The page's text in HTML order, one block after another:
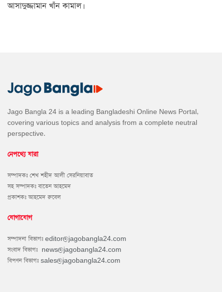
আসাদুজ্জামান খাঁন কামাল।
Jago Bangla 24 is a leading Bangladeshi Online News Portal,
covering various topics and analysis from a complete neutral
perspective.
নেপথ্যে যারা
সম্পাদকঃ শেখ শহীদ আলী সেরনিয়াবাত
সহ সম্পাদকঃ বাতেন আহমেদ
প্রকাশকঃ আহমেদ রুবেল
যোগাযোগ
সম্পাদনা বিভাগঃ editor@jagobangla24.com
সংবাদ বিভাগঃ news@jagobangla24.com
বিপণন বিভাগঃ sales@jagobangla24.com